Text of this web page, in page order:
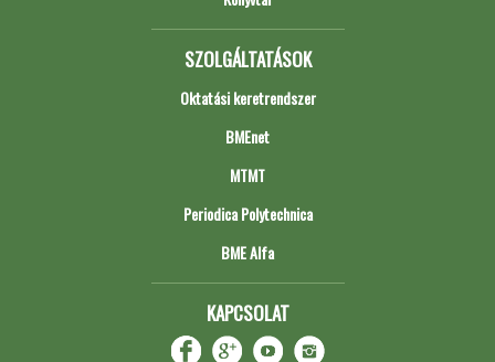
SZOLGÁLTATÁSOK
Oktatási keretrendszer
BMEnet
MTMT
Periodica Polytechnica
BME Alfa
KAPCSOLAT